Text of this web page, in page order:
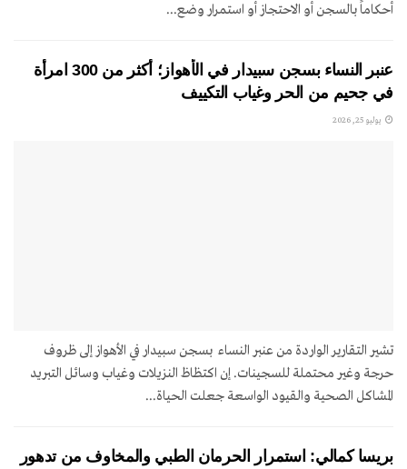
أحكاماً بالسجن أو الاحتجاز أو استمرار وضع...
عنبر النساء بسجن سبيدار في الأهواز؛ أكثر من 300 امرأة
في جحيم من الحر وغياب التكييف
يوليو 25, 2026
تشير التقارير الواردة من عنبر النساء بسجن سبيدار في الأهواز إلى ظروف
حرجة وغير محتملة للسجينات. إن اكتظاظ النزيلات وغياب وسائل التبريد
المشاكل الصحية والقيود الواسعة جعلت الحياة...
بريسا كمالي: استمرار الحرمان الطبي والمخاوف من تدهور